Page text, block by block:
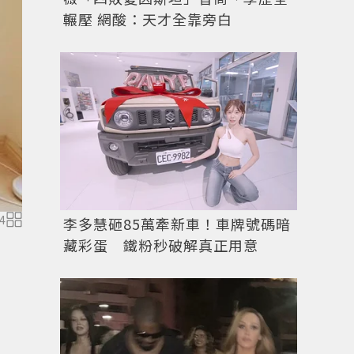
4 圖／儂儂提供
輾壓 網酸：天才全靠旁白
李多慧砸85萬牽新車！車牌號碼暗
藏彩蛋 鐵粉秒破解真正用意